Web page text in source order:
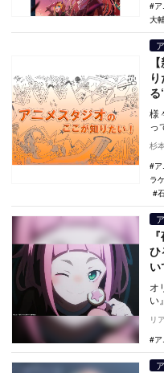
ア
大
様
っ
メ
杉
ア
ラ
ひ
い
オ
い
リ
ア